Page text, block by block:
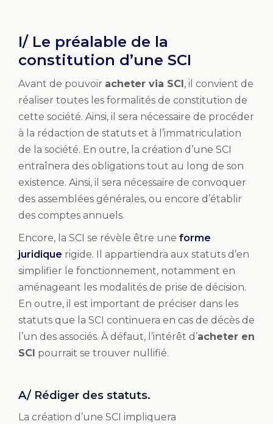
I/ Le préalable de la
constitution d’une SCI
Avant de pouvoir acheter via SCI, il convient de
réaliser toutes les formalités de constitution de
cette société. Ainsi, il sera nécessaire de procéder
à la rédaction de statuts et à l’immatriculation
de la société. En outre, la création d’une SCI
entraînera des obligations tout au long de son
existence. Ainsi, il sera nécessaire de convoquer
des assemblées générales, ou encore d’établir
des comptes annuels.
Encore, la SCI se révèle être une forme
juridique rigide. Il appartiendra aux statuts d’en
simplifier le fonctionnement, notamment en
aménageant les modalités de prise de décision.
En outre, il est important de préciser dans les
statuts que la SCI continuera en cas de décès de
l’un des associés. À défaut, l’intérêt d’acheter en
SCI pourrait se trouver nullifié.
A/ Rédiger des statuts.
La création d’une SCI impliquera